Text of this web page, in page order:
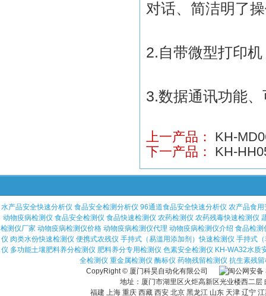
对话、简洁明了
2.自带微型打印
3.数据通讯功能
上一产品： KH-
下一产品： KH-
水产品安全快速分析仪 食品安全检测分析仪 96通道食品安全快速分析仪 农产品食
动物疫病检测仪 食品安全检测仪 食品快速检测仪 农药检测仪 农药残毒快速检测仪
检测仪厂家 动物疫病检测仪价格 动物疫病检测仪代理 动物疫病检测仪介绍 食品检测
仪 肉类水份快速检测仪 便携式农残仪 手持式（易滥用添加剂）快速检测仪 手持式
仪 多功能土壤肥料养分检测仪 肥料养分专用检测仪 色素安全检测仪 KH-WA32水质
全检测仪 重金属检测仪 酶标仪 药物残留检测仪 抗生素残
CopyRight © 厦门科昊自动化有限公司
地址：厦门市湖里区火炬高新区光业楼西二
福建 上海 重庆 西藏 西安 北京 黑龙江 山东 天津 辽宁